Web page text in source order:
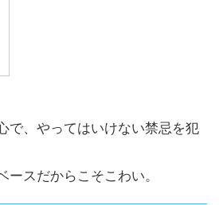
で、やってはいけない禁忌を犯
ースだからこそこわい。